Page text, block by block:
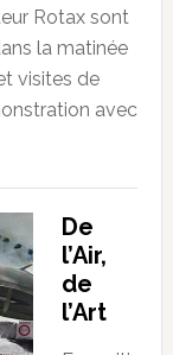
Rotax sont
la matinée
visites de
avec
De
l’Air,
de
l’Art